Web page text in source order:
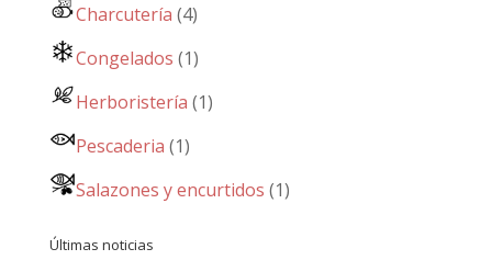
Charcutería (4)
Congelados (1)
Herboristería (1)
Pescaderia (1)
Salazones y encurtidos (1)
Últimas noticias